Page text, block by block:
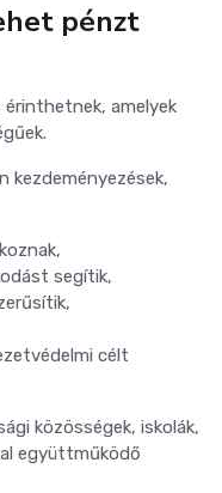
pénzt
amelyek
kezdeményezések,
segítik,
célt
közösségek, iskolák,
együttműködő